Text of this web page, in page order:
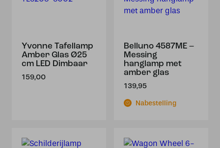
Yvonne Tafellamp
Amber Glas Ø25
cm LED Dimbaar
159,00
Belluno 4587ME –
Messing
hanglamp met
amber glas
139,95
Nabestelling